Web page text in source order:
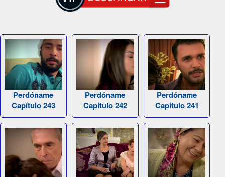
Perdóname
Capítulo 243
Perdóname
Capítulo 242
Perdóname
Capítulo 241